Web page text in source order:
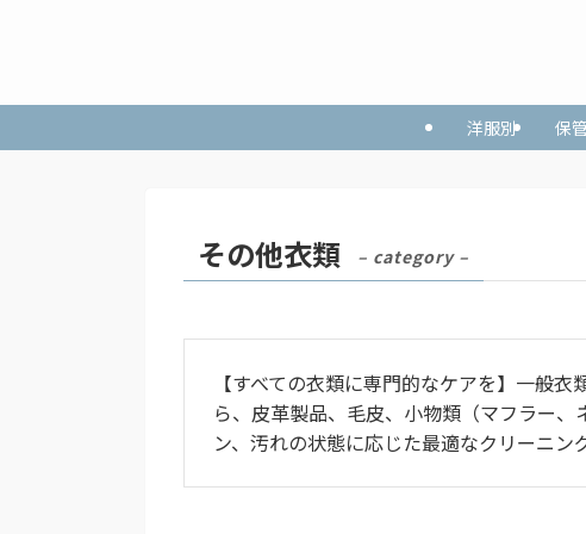
洋服別 保
その他衣類 – category –
【すべての衣類に専門的なケアを】一般
ら、皮革製品、毛皮、小物類（マフラー
ン、汚れの状態に応じた最適なクリーニ